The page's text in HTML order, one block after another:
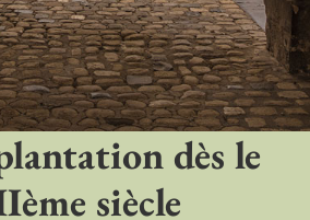
dès le
siècle